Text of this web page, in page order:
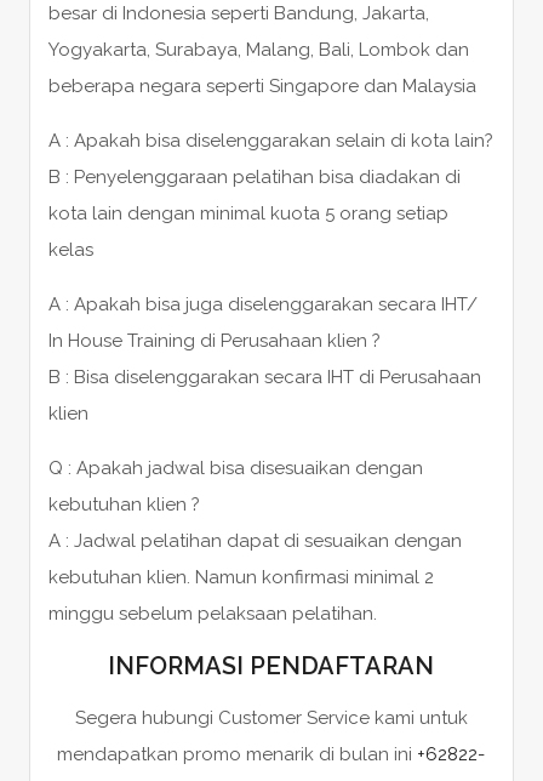
besar di Indonesia seperti Bandung, Jakarta,
Yogyakarta, Surabaya, Malang, Bali, Lombok dan
beberapa negara seperti Singapore dan Malaysia
A : Apakah bisa diselenggarakan selain di kota lain?
B : Penyelenggaraan pelatihan bisa diadakan di
kota lain dengan minimal kuota 5 orang setiap
kelas
A : Apakah bisa juga diselenggarakan secara IHT/
In House Training di Perusahaan klien ?
B : Bisa diselenggarakan secara IHT di Perusahaan
klien
Q : Apakah jadwal bisa disesuaikan dengan
kebutuhan klien ?
A : Jadwal pelatihan dapat di sesuaikan dengan
kebutuhan klien. Namun konfirmasi minimal 2
minggu sebelum pelaksaan pelatihan.
INFORMASI PENDAFTARAN
Segera hubungi Customer Service kami untuk
mendapatkan promo menarik di bulan ini +62822-